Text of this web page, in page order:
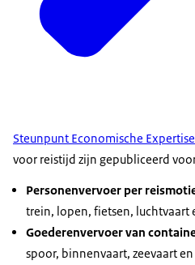
Steunpunt Economische Expertise
voor reistijd zijn gepubliceerd
Personenvervoer per
trein, lopen, fietsen, luchtvaart
Goederenvervoer van
spoor, binnenvaart, zeevaart